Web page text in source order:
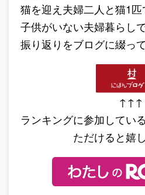
猫を迎え夫婦二人と猫1匹
子供がいない夫婦暮らし
振り返りをブログに綴って
↑↑↑
ランキングに参加してい
ただけると嬉